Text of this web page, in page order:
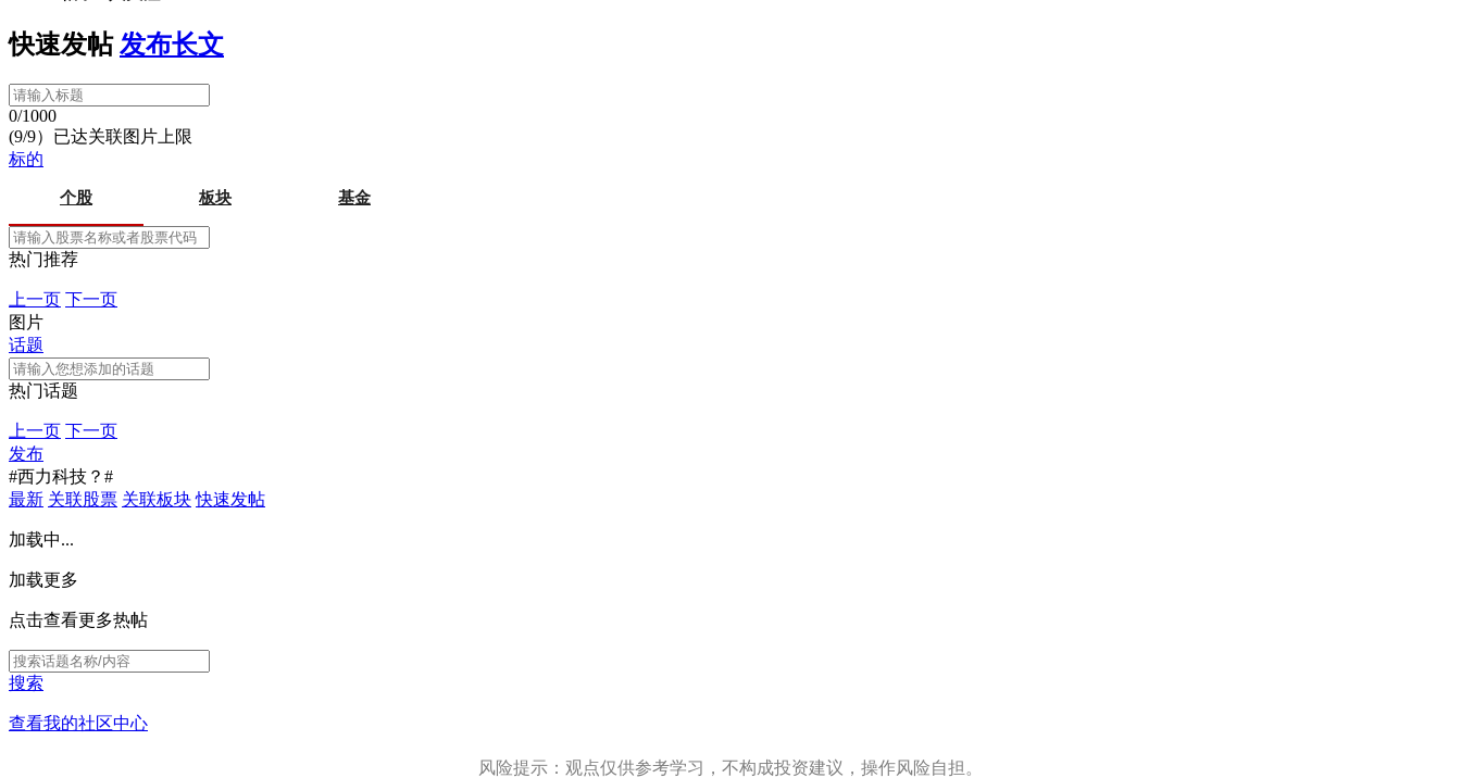
快速发帖 发布长文
0/1000
(9/9）已达关联图片上限
标的
个股 板块 基金
热门推荐
上一页 下一页
图片
话题
热门话题
上一页 下一页
发布
#西力科技？#
最新 关联股票 关联板块 快速发帖
加载中...
加载更多
点击查看更多热帖
搜索
查看我的社区中心
风险提示：观点仅供参考学习，不构成投资建议，操作风险自担。